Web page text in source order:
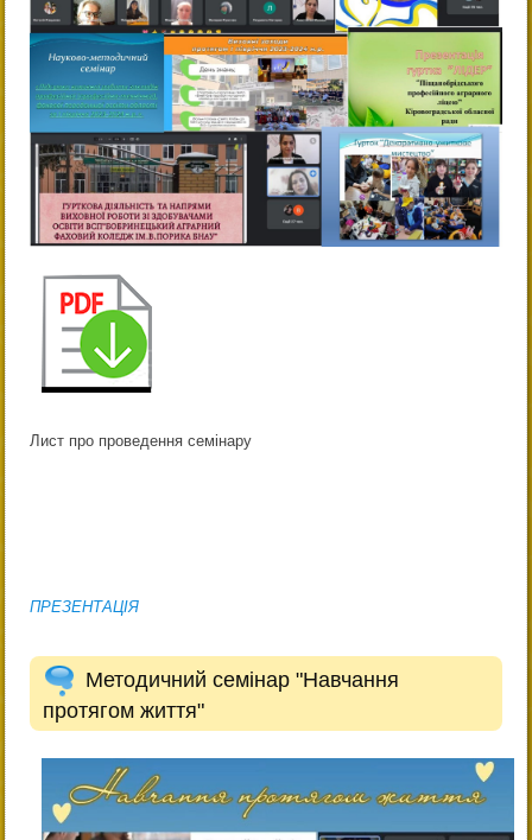
Лист про проведення семінару
ПРЕЗЕНТАЦІЯ
Методичний семінар "Навчання
протягом життя"